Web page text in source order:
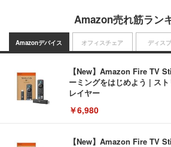
Amazon売れ筋ラン
Amazonデバイス
【New】Amazon Fire TV
ーミングをはじめよう | ス
レイヤー
￥6,980
【New】Amazon Fire TV
オフィスチェア ディス